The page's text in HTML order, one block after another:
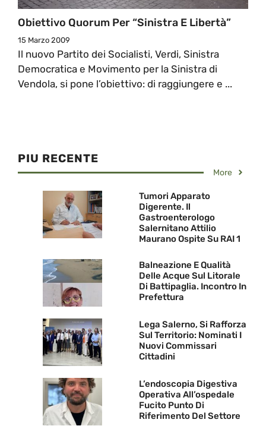
Obiettivo Quorum Per “Sinistra E Libertà”
15 Marzo 2009
Il nuovo Partito dei Socialisti, Verdi, Sinistra
Democratica e Movimento per la Sinistra di
Vendola, si pone l’obiettivo: di raggiungere e ...
PIU RECENTE
More
Tumori Apparato
Digerente. Il
Gastroenterologo
Salernitano Attilio
Maurano Ospite Su RAI 1
Balneazione E Qualità
Delle Acque Sul Litorale
Di Battipaglia. Incontro In
Prefettura
Lega Salerno, Si Rafforza
Sul Territorio: Nominati I
Nuovi Commissari
Cittadini
L’endoscopia Digestiva
Operativa All’ospedale
Fucito Punto Di
Riferimento Del Settore